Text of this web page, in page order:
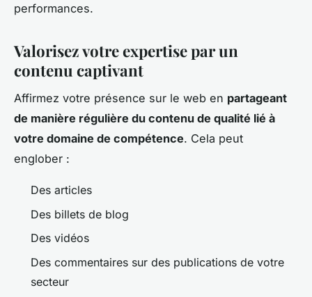
performances.
Valorisez votre expertise par un
contenu captivant
Affirmez votre présence sur le web en partageant
de manière régulière du contenu de qualité lié à
votre domaine de compétence. Cela peut
englober :
Des articles
Des billets de blog
Des vidéos
Des commentaires sur des publications de votre
secteur